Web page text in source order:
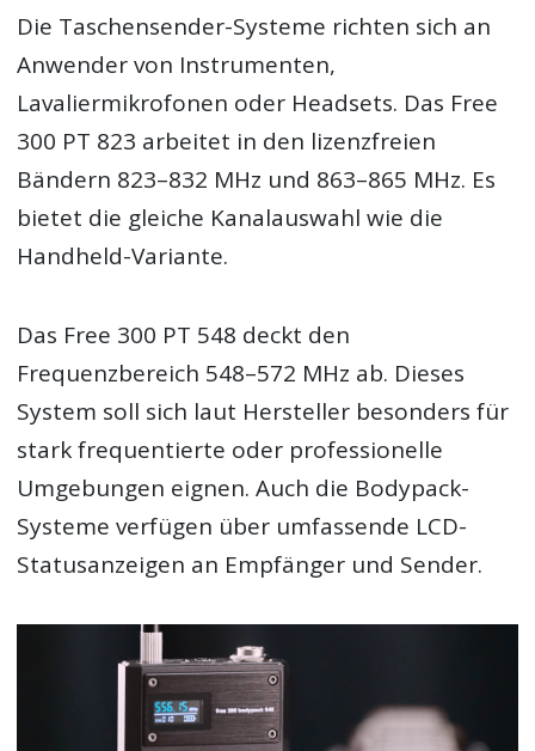
Die Taschensender-Systeme richten sich an
Anwender von Instrumenten,
Lavaliermikrofonen oder Headsets. Das Free
300 PT 823 arbeitet in den lizenzfreien
Bändern 823–832 MHz und 863–865 MHz. Es
bietet die gleiche Kanalauswahl wie die
Handheld-Variante.
Das Free 300 PT 548 deckt den
Frequenzbereich 548–572 MHz ab. Dieses
System soll sich laut Hersteller besonders für
stark frequentierte oder professionelle
Umgebungen eignen. Auch die Bodypack-
Systeme verfügen über umfassende LCD-
Statusanzeigen an Empfänger und Sender.